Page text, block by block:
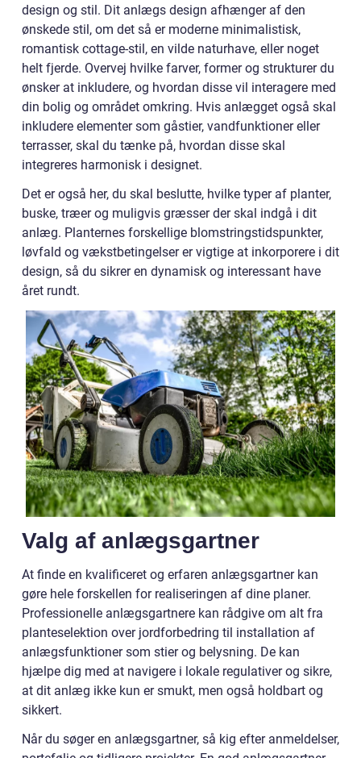
design og stil. Dit anlægs design afhænger af den
ønskede stil, om det så er moderne minimalistisk,
romantisk cottage-stil, en vilde naturhave, eller noget
helt fjerde. Overvej hvilke farver, former og strukturer du
ønsker at inkludere, og hvordan disse vil interagere med
din bolig og området omkring. Hvis anlægget også skal
inkludere elementer som gåstier, vandfunktioner eller
terrasser, skal du tænke på, hvordan disse skal
integreres harmonisk i designet.
Det er også her, du skal beslutte, hvilke typer af planter,
buske, træer og muligvis græsser der skal indgå i dit
anlæg. Planternes forskellige blomstringstidspunkter,
løvfald og vækstbetingelser er vigtige at inkorporere i dit
design, så du sikrer en dynamisk og interessant have
året rundt.
Valg af anlægsgartner
At finde en kvalificeret og erfaren anlægsgartner kan
gøre hele forskellen for realiseringen af dine planer.
Professionelle anlægsgartnere kan rådgive om alt fra
planteselektion over jordforbedring til installation af
anlægsfunktioner som stier og belysning. De kan
hjælpe dig med at navigere i lokale regulativer og sikre,
at dit anlæg ikke kun er smukt, men også holdbart og
sikkert.
Når du søger en anlægsgartner, så kig efter anmeldelser,